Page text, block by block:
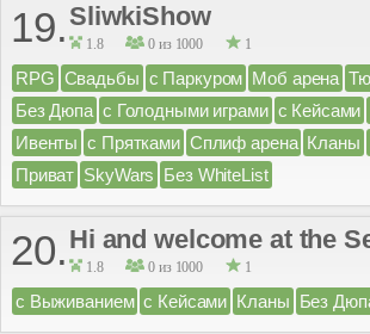
19. SliwkiShow
1.8 0 из 1000 1
RPG Свадьбы с Паркуром Моб арена
Без Дюпа с Голодными играми с Кейсами
Ивенты с Прятками Сплиф арена Кланы
Приват SkyWars Без WhiteList
20. Hi and welcome at the
1.8 0 из 1000 1
с Выживанием с Кейсами Кланы Без